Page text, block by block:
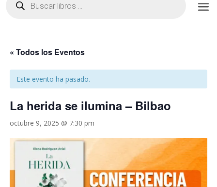
productos
« Todos los Eventos
Este evento ha pasado.
La herida se ilumina – Bilbao
octubre 9, 2025 @ 7:30 pm